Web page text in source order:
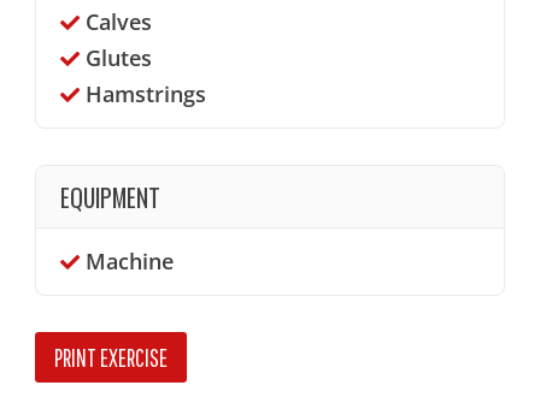
Calves
Glutes
Hamstrings
EQUIPMENT
Machine
PRINT EXERCISE